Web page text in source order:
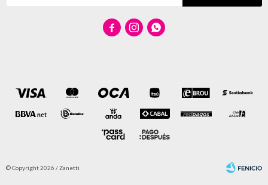
  
© Copyright 2026 / Zanetti